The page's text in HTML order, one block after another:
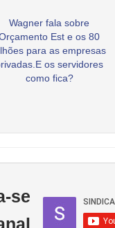
Wagner fala sobre
Est e os 80
para as empresas
os servidores
como fica?
se